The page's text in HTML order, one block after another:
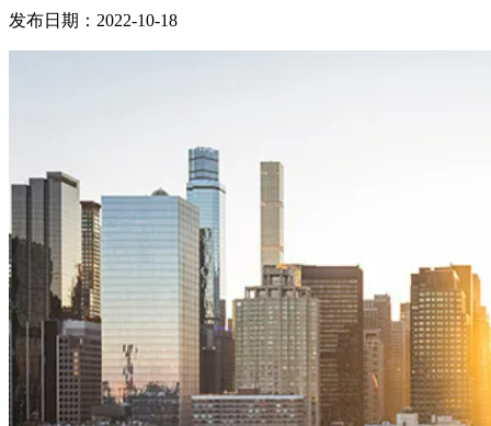
发布日期：2022-10-18